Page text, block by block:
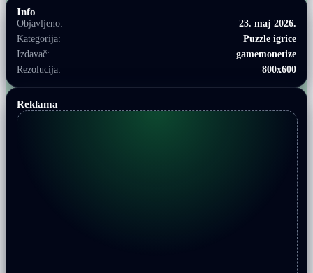
Info
Objavljeno:
23. maj 2026.
Kategorija:
Puzzle igrice
Izdavač:
gamemonetize
Rezolucija:
800x600
Reklama